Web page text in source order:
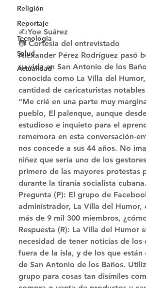
Religión
Reportaje
Tecnología
Salud
Actualidad
✍Yoe Suárez
📷 Cortesía del entrevistado
Alexander Pérez Rodríguez pasó
su vida en San Antonio de los
conocida como La Villa del
cantidad de caricaturistas
“Me crié en una parte muy
pueblo, El palenque, aunque
estudioso e inquieto para el
rememora en esta conversación-
nos concede a sus 44 años. No
niñez que sería uno de los
primero de las mayores protestas
durante la tiranía socialista cubana.
Pregunta (P): El grupo de
administrador, La Villa del Humor,
más de 9 mil 300 miembros,
Respuesta (R): La Villa del Humor
necesidad de tener noticias de los
fuera de la isla, y de los que están
de San Antonio de los Baños.
grupo para cosas tan disímiles